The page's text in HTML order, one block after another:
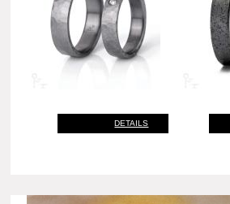
DETAILS